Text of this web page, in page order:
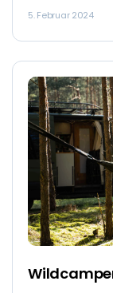
erkunden,
auf vier
Moment in
5. Februar 2024